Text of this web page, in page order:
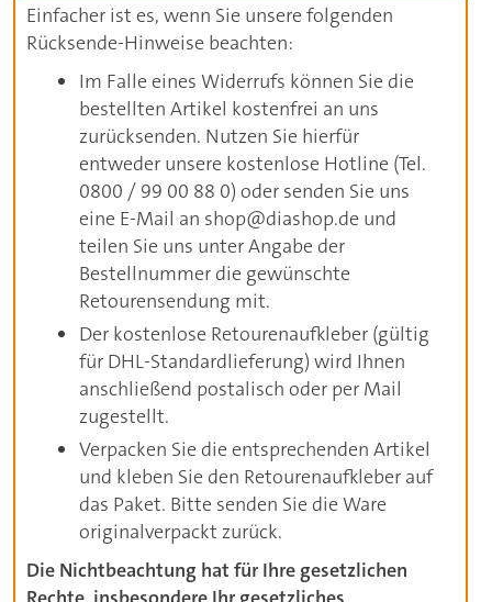
Einfacher ist es, wenn Sie unsere folgenden
Rücksende-Hinweise beachten:
Im Falle eines Widerrufs können Sie die
bestellten Artikel kostenfrei an uns
zurücksenden. Nutzen Sie hierfür
entweder unsere kostenlose Hotline (Tel.
0800 / 99 00 88 0) oder senden Sie uns
eine E-Mail an shop@diashop.de und
teilen Sie uns unter Angabe der
Bestellnummer die gewünschte
Retourensendung mit.
Der kostenlose Retourenaufkleber (gültig
für DHL-Standardlieferung) wird Ihnen
anschließend postalisch oder per Mail
zugestellt.
Verpacken Sie die entsprechenden Artikel
und kleben Sie den Retourenaufkleber auf
das Paket. Bitte senden Sie die Ware
originalverpackt zurück.
Die Nichtbeachtung hat für Ihre gesetzlichen